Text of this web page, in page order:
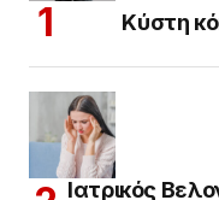
Κύστη
Ιατρικός